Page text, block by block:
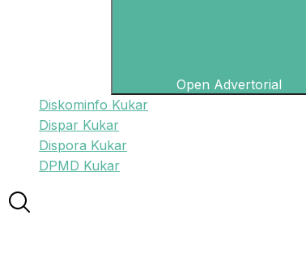
Open Advertorial
Diskominfo Kukar
Dispar Kukar
Dispora Kukar
DPMD Kukar